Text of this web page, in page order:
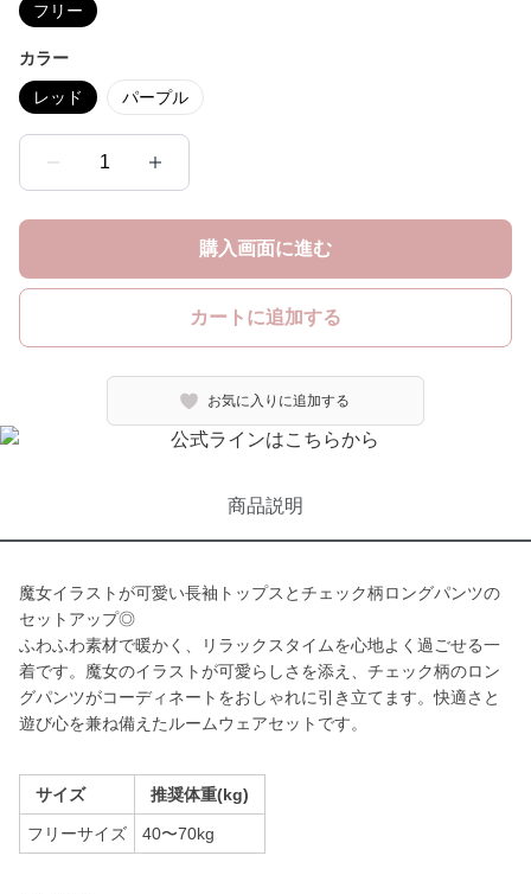
フリー
カラー
レッド パープル
1
購入画面に進む
カートに追加する
お気に入りに追加する
商品説明
魔女イラストが可愛い長袖トップスとチェック柄ロングパンツの
セットアップ◎
ふわふわ素材で暖かく、リラックスタイムを心地よく過ごせる一
着です。魔女のイラストが可愛らしさを添え、チェック柄のロン
グパンツがコーディネートをおしゃれに引き立てます。快適さと
遊び心を兼ね備えたルームウェアセットです。
サイズ 推奨体重(kg)
フリーサイズ 40〜70kg